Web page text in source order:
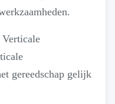
Verticale
gereedschap gelijk